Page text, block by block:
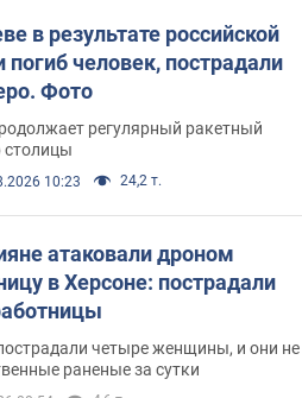
в результате российской
погиб человек, пострадали
Фото
регулярный ракетный
столицы
10:23 24,2 т.
атаковали дроном
в Херсоне: пострадали
четыре женщины, и они не
раненые за сутки